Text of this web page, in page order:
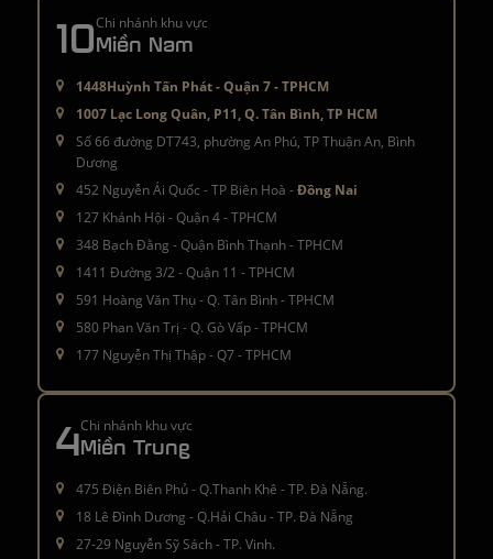
10Chi nhánh khu vực
Miền Nam
1448Huỳnh Tấn Phát - Quận 7 - TPHCM
1007 Lạc Long Quân, P11, Q. Tân Bình, TP HCM
Số 66 đường DT743, phường An Phú, TP Thuận An, Bình
Dương
452 Nguyễn Ái Quốc - TP Biên Hoà -Đồng Nai
127 Khánh Hội - Quận 4 - TPHCM
348 Bạch Đằng - Quận Bình Thạnh - TPHCM
1411 Đường 3/2 - Quận 11 - TPHCM
591 Hoàng Văn Thụ - Q. Tân Bình - TPHCM
580 Phan Văn Trị - Q. Gò Vấp - TPHCM
177 Nguyễn Thị Thập - Q7 - TPHCM
4Chi nhánh khu vực
Miền Trung
475 Điện Biên Phủ - Q.Thanh Khê - TP. Đà Nẵng.
18 Lê Đình Dương - Q.Hải Châu - TP. Đà Nẵng
27-29 Nguyễn Sỹ Sách - TP. Vinh.